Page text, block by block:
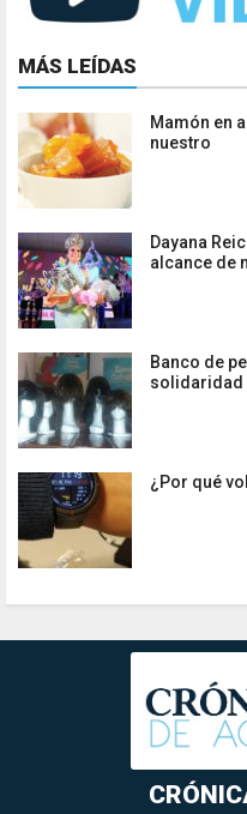
MÁS LEÍDAS
Mamón en
nuestro
Dayana
alcance de
Banco de
solidaridad
¿Por qué